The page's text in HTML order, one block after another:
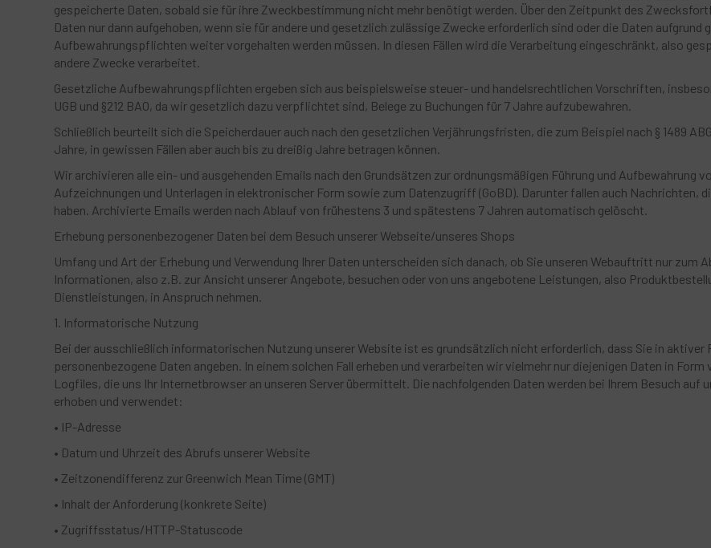
gespeicherte Daten, sobald sie für ihre Zweckbestimmung nicht mehr benötigt werden. Über den Zeitpunkt des
Daten nur dann aufgehoben, wenn sie für andere und gesetzlich zulässige Zwecke erforderlich sind oder die Daten aufgrund
Aufbewahrungspflichten weiter vorgehalten werden müssen. In diesen Fällen wird die Verarbeitung eingeschränkt, also
andere Zwecke verarbeitet.
Gesetzliche Aufbewahrungspflichten ergeben sich aus beispielsweise steuer- und handelsrechtlichen Vorschriften,
UGB und §212 BAO, da wir gesetzlich dazu verpflichtet sind, Belege zu Buchungen für 7 Jahre aufzubewahren.
Schließlich beurteilt sich die Speicherdauer auch nach den gesetzlichen Verjährungsfristen, die zum Beispiel nach § 1489
Jahre, in gewissen Fällen aber auch bis zu dreißig Jahre betragen können.
Wir archivieren alle ein- und ausgehenden Emails nach den Grundsätzen zur ordnungsmäßigen Führung und Aufbewahrung
Aufzeichnungen und Unterlagen in elektronischer Form sowie zum Datenzugriff (GoBD). Darunter fallen auch Nachrichten,
haben. Archivierte Emails werden nach Ablauf von frühestens 3 und spätestens 7 Jahren automatisch gelöscht.
Erhebung personenbezogener Daten bei dem Besuch unserer Webseite/unseres Shops
Umfang und Art der Erhebung und Verwendung Ihrer Daten unterscheiden sich danach, ob Sie unseren Webauftritt nur zum
Informationen, also z.B. zur Ansicht unserer Angebote, besuchen oder von uns angebotene Leistungen, also
Dienstleistungen, in Anspruch nehmen.
1. Informatorische Nutzung
Bei der ausschließlich informatorischen Nutzung unserer Website ist es grundsätzlich nicht erforderlich, dass Sie in aktiver
personenbezogene Daten angeben. In einem solchen Fall erheben und verarbeiten wir vielmehr nur diejenigen Daten in Form
Logfiles, die uns Ihr Internetbrowser an unseren Server übermittelt. Die nachfolgenden Daten werden bei Ihrem Besuch auf
erhoben und verwendet:
• IP-Adresse
• Datum und Uhrzeit des Abrufs unserer Website
• Zeitzonendifferenz zur Greenwich Mean Time (GMT)
• Inhalt der Anforderung (konkrete Seite)
• Zugriffsstatus/HTTP-Statuscode